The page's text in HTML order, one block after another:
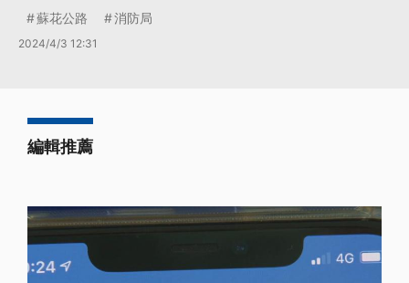
蘇花公路 消防局
2024/4/3 12:31
編輯推薦